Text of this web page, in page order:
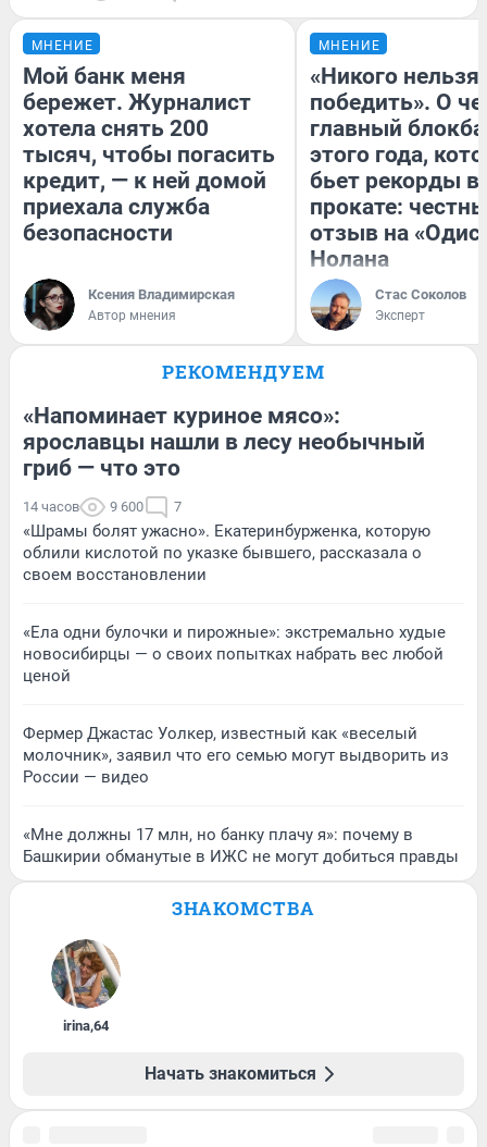
МНЕНИЕ
Мой банк меня
бережет. Журналист
хотела снять 200
тысяч, чтобы погасить
кредит, — к ней домой
приехала служба
безопасности
Ксения Владимирская
Автор мнения
МНЕНИЕ
«Никого нельзя
победить». О
главный
этого года,
бьет рекорды в
прокате:
отзыв на
Нолана
Стас Соколов
Эксперт
РЕКОМЕНДУЕМ
«Напоминает куриное мясо»:
ярославцы нашли в лесу необычный
гриб — что это
14 часов 9 600 7
«Шрамы болят ужасно». Екатеринбурженка, которую
облили кислотой по указке бывшего, рассказала о
своем восстановлении
«Ела одни булочки и пирожные»: экстремально худые
новосибирцы — о своих попытках набрать вес любой
ценой
Фермер Джастас Уолкер, известный как «веселый
молочник», заявил что его семью могут выдворить из
России — видео
«Мне должны 17 млн, но банку плачу я»: почему в
Башкирии обманутые в ИЖС не могут добиться правды
ЗНАКОМСТВА
irina,64
Начать знакомиться